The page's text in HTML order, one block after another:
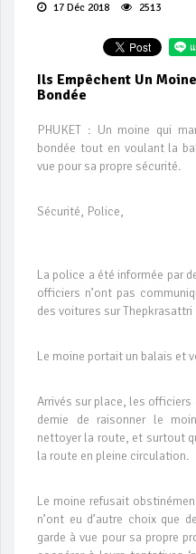
17 Déc 2018 2513
Ils Empêchent Un
Bondée
PHUKET : Un moine qui
bondée tout en voulant la
vue pour sa propre sécurité.
Sécurité, Police,
La police a été informée par
officiers n’ont pas
des voitures sur
Le moine portait un balais et
Arrivés sur place, les
demie de raisonner le
nettoyer la route, et surtout
la route en pleine circulation.
Le moine refusait
n’ont eu d’autre choix que
garde à vue pour sa propre